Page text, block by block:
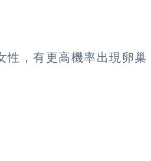
性，有更高機率出現卵巢